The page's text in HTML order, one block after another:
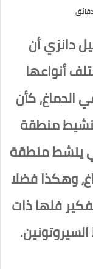
دانزي أن
أنواعها
الدماغ، كأن
منطقة
ينشط منطقة
وهكذا فضلا
فلها ذات